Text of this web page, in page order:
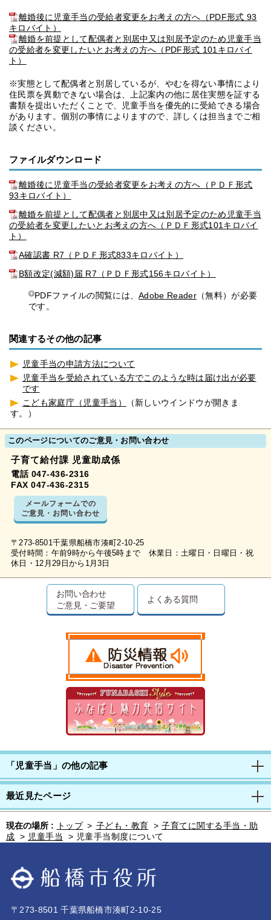
離婚後に児童手当の受給者変更をお考えの方へ（PDF形式 93
キロバイト）
離婚を前提として配偶者と別居中又は別居予定のため児童手当
の受給者を変更したいとお考えの方へ（PDF形式 101キロバイ
ト）
※実態として配偶者と別居しているが、やむを得ない事情により
住民票を異動できない場合は、上記案内の他に居住実態を証する
書類を提出いただくことで、児童手当を優先的に受給できる場合
があります。個別の事情によりますので、詳しくは担当までご相
談ください。
ファイルダウンロード
離婚後に児童手当の受給者変更をお考えの方へ（ＰＤＦ形式
93キロバイト）
離婚を前提として配偶者と別居中又は別居予定のため児童手当
の受給者を変更したいとお考えの方へ（ＰＤＦ形式101キロバイ
ト）
A確認書 R7（ＰＤＦ形式833キロバイト）
B額改定(減額)届 R7（ＰＤＦ形式156キロバイト）
PDFファイルの閲覧には、Adobe Reader （無料）が必要
です。
関連するその他の記事
児童手当の申請方法について
児童手当を受給されている方でこのような時は届け出が必要
です
こども家庭庁（児童手当）
（新しいウインドウが開きま
す。）
このページについてのご意見・お問い合わせ
子育て給付課 児童助成係
電話 047-436-2316
FAX 047-436-2315
メールフォームでの
ご意見・お問い合わせ
〒273-8501千葉県船橋市湊町2-10-25
受付時間：午前9時から午後5時まで 休業日：土曜日・日曜日・祝
休日・12月29日から1月3日
お問い合わせ
ご意見・ご要望
よくある質問
「児童手当」の他の記事
最近見たページ
現在の場所 : トップ > 子ども・教育 > 子育てに関する手当・助
成 > 児童手当 > 児童手当制度について
〒273-8501 千葉県船橋市湊町2-10-25